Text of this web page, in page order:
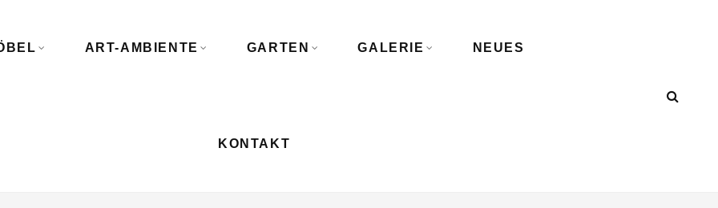
ART-AMBIENTE GARTEN GALERIE NEUES
KONTAKT